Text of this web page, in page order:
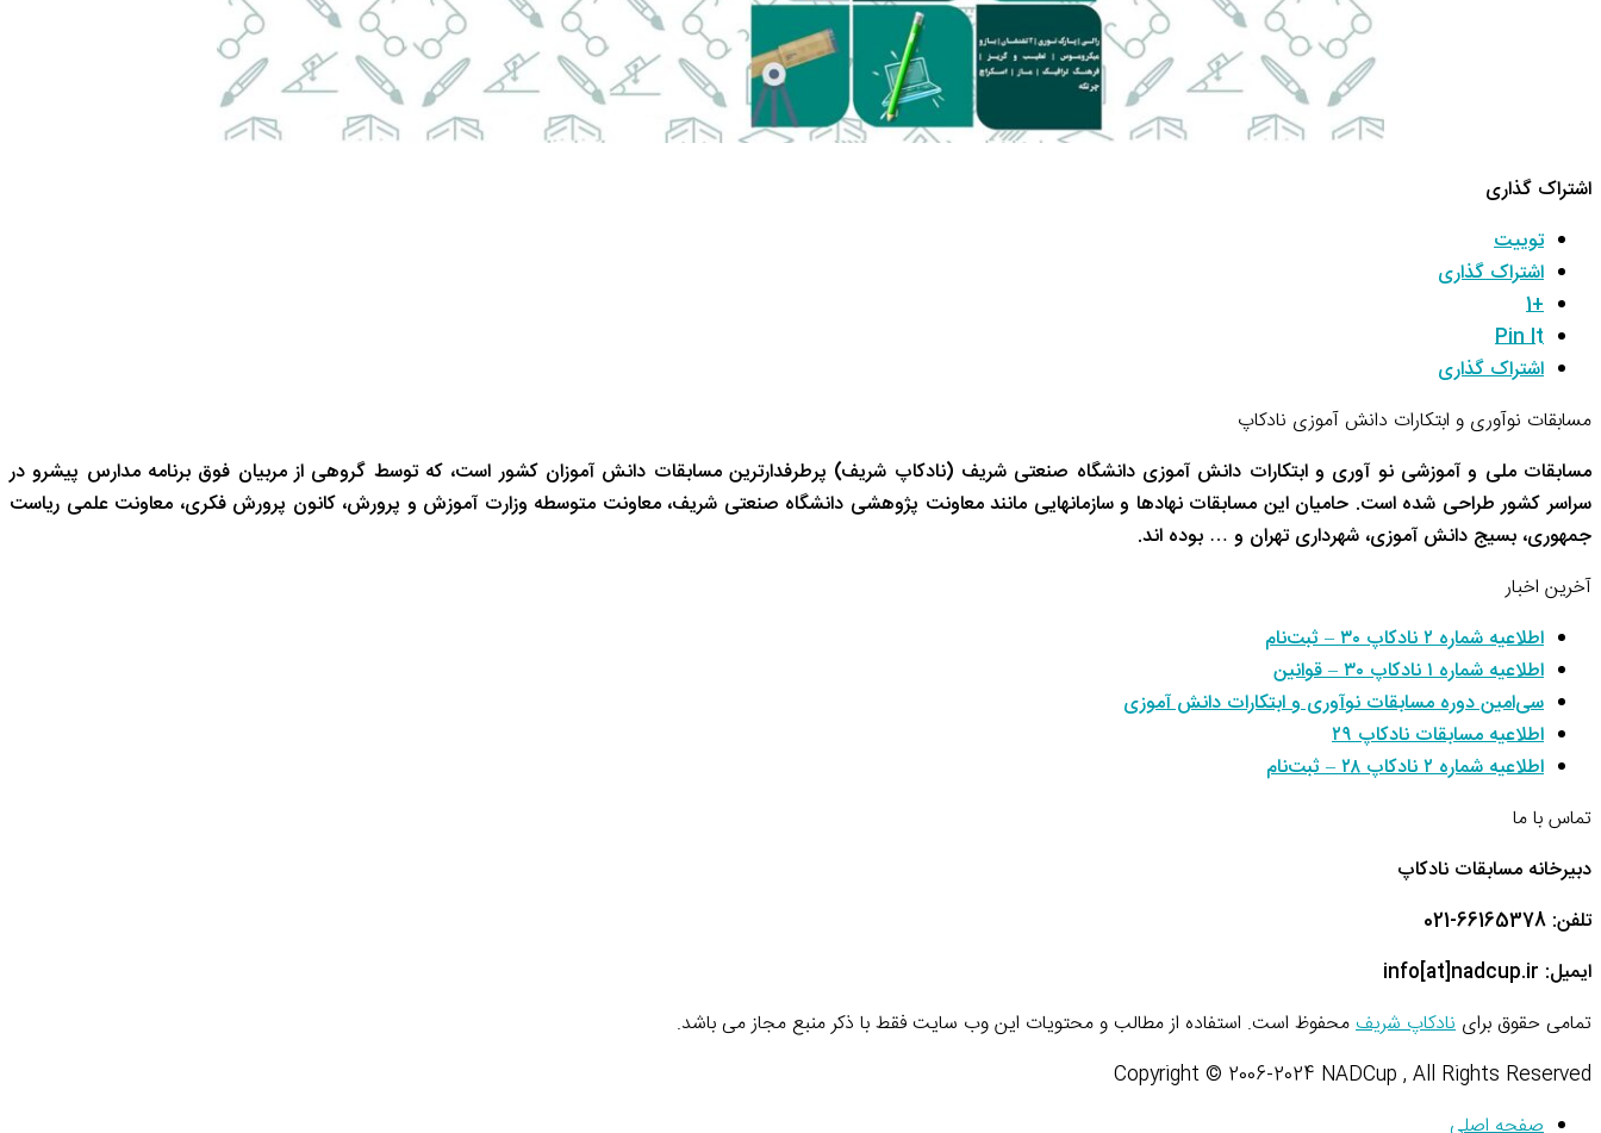
اشتراک گذاری
توییت
اشتراک گذاری
+1
Pin It
اشتراک گذاری
مسابقات نوآوری و ابتکارات دانش آموزی نادکاپ
مسابقات ملی و آموزشی نو آوری و ابتکارات دانش آموزی دانشگاه صنعتی شریف (نادکاپ شریف) پرطرفدارترین مسابقات دانش آموزان کشور است، که توسط گروهی از مربیان فوق برنامه مدارس پیشرو در
سراسر کشور طراحی شده است. حامیان این مسابقات نهادها و سازمانهایی مانند معاونت پژوهشی دانشگاه صنعتی شریف، معاونت متوسطه وزارت آموزش و پرورش، کانون پرورش فکری، معاونت علمی ریاست
جمهوری، بسیج دانش آموزی، شهرداری تهران و … بوده اند.
آخرین اخبار
اطلاعیه شماره ۲ نادکاپ ۳۰ – ثبت‌نام
اطلاعیه شماره ۱ نادکاپ ۳۰ – قوانین
سی‌امین دوره مسابقات نوآوری و ابتکارات دانش آموزی
اطلاعیه مسابقات نادکاپ ۲۹
اطلاعیه شماره ۲ نادکاپ ۲۸ – ثبت‌نام
تماس با ما
دبیرخانه مسابقات نادکاپ
تلفن: 66165378-021
ایمیل: info[at]nadcup.ir
تمامی حقوق برای نادکاپ شریفمحفوظ است. استفاده از مطالب و محتویات این وب سایت فقط با ذکر منبع مجاز می باشد.
Copyright © 2006-2024 NADCup , All Rights Reserved
صفحه اصلی